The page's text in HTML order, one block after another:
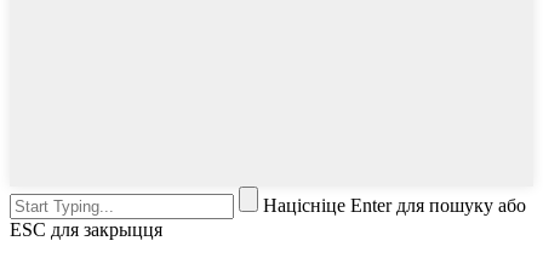
Націсніце Enter для пошуку або
ESC для закрыцця